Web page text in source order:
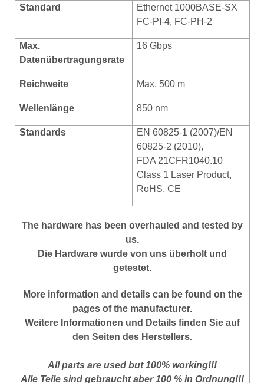
Standard
Ethernet 1000BASE-SX
FC-PI-4, FC-PH-2
Max.
Datenübertragungsrate
16 Gbps
Reichweite Max. 500 m
Wellenlänge 850 nm
Standards
EN 60825-1 (2007)/EN
60825-2 (2010),
FDA 21CFR1040.10
Class 1 Laser Product,
RoHS, CE
The hardware has been overhauled and tested by
us.
Die Hardware wurde von uns überholt und
getestet.
More information and details can be found on the
pages of the manufacturer.
Weitere Informationen und Details finden Sie auf
den Seiten des Herstellers.
All parts are used but 100% working!!!
Alle Teile sind gebraucht aber 100 % in Ordnung!!!